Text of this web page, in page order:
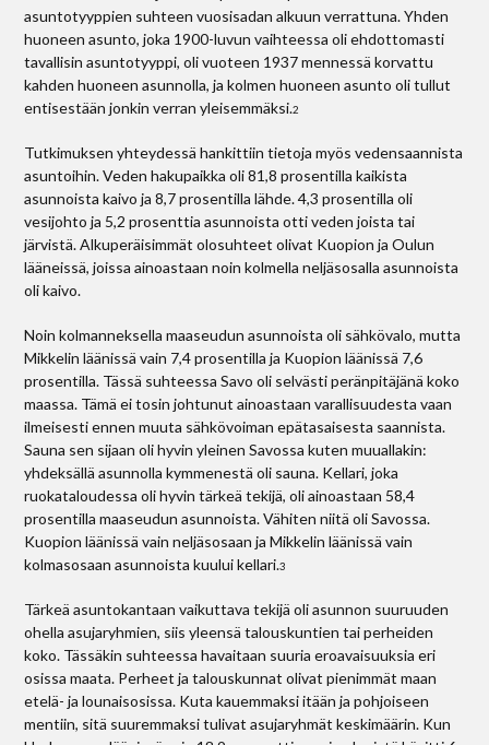
asuntotyyppien suhteen vuosisadan alkuun verrattuna. Yhden
huoneen asunto, joka 1900-luvun vaihteessa oli ehdottomasti
tavallisin asuntotyyppi, oli vuoteen 1937 mennessä korvattu
kahden huoneen asunnolla, ja kolmen huoneen asunto oli tullut
entisestään jonkin verran yleisemmäksi.2
Tutkimuksen yhteydessä hankittiin tietoja myös vedensaannista
asuntoihin. Veden hakupaikka oli 81,8 prosentilla kaikista
asunnoista kaivo ja 8,7 prosentilla lähde. 4,3 prosentilla oli
vesijohto ja 5,2 prosenttia asunnoista otti veden joista tai
järvistä. Alkuperäisimmät olosuhteet olivat Kuopion ja Oulun
lääneissä, joissa ainoastaan noin kolmella neljäsosalla asunnoista
oli kaivo.
Noin kolmanneksella maaseudun asunnoista oli sähkövalo, mutta
Mikkelin läänissä vain 7,4 prosentilla ja Kuopion läänissä 7,6
prosentilla. Tässä suhteessa Savo oli selvästi peränpitäjänä koko
maassa. Tämä ei tosin johtunut ainoastaan varallisuudesta vaan
ilmeisesti ennen muuta sähkövoiman epätasaisesta saannista.
Sauna sen sijaan oli hyvin yleinen Savossa kuten muuallakin:
yhdeksällä asunnolla kymmenestä oli sauna. Kellari, joka
ruokataloudessa oli hyvin tärkeä tekijä, oli ainoastaan 58,4
prosentilla maaseudun asunnoista. Vähiten niitä oli Savossa.
Kuopion läänissä vain neljäsosaan ja Mikkelin läänissä vain
kolmasosaan asunnoista kuului kellari.3
Tärkeä asuntokantaan vaikuttava tekijä oli asunnon suuruuden
ohella asujaryhmien, siis yleensä talouskuntien tai perheiden
koko. Tässäkin suhteessa havaitaan suuria eroavaisuuksia eri
osissa maata. Perheet ja talouskunnat olivat pienimmät maan
etelä- ja lounaisosissa. Kuta kauemmaksi itään ja pohjoiseen
mentiin, sitä suuremmaksi tulivat asujaryhmät keskimäärin. Kun